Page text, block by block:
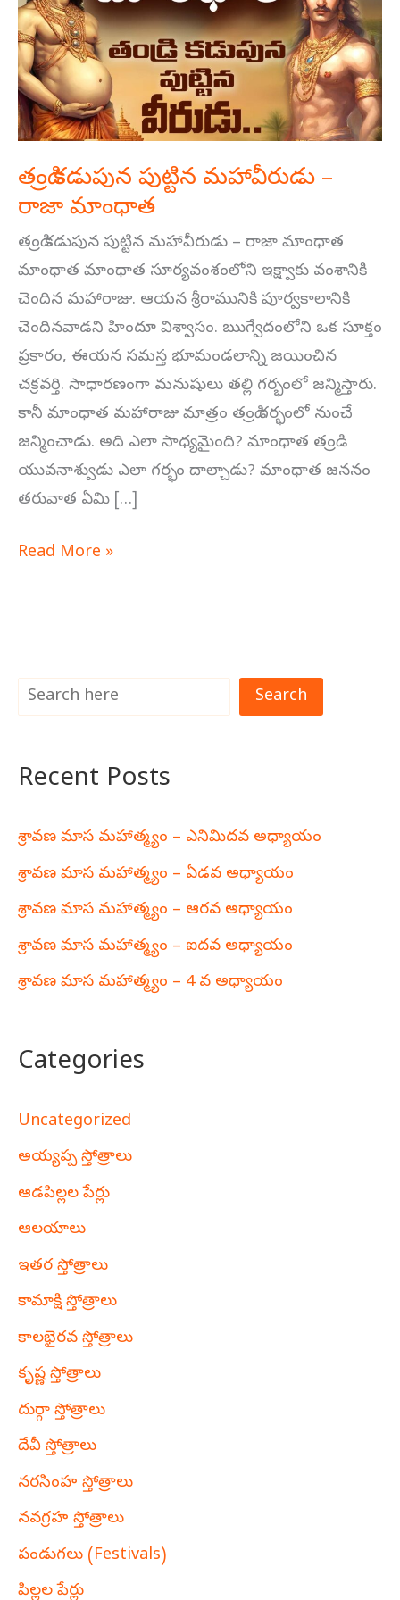
తండ్రి కడుపున పుట్టిన మహావీరుడు –
రాజా మాంధాత
తండ్రి కడుపున పుట్టిన మహావీరుడు – రాజా మాంధాత
మాంధాత మాంధాత సూర్యవంశంలోని ఇక్ష్వాకు వంశానికి
చెందిన మహారాజు. ఆయన శ్రీరామునికి పూర్వకాలానికి
చెందినవాడని హిందూ విశ్వాసం. ఋగ్వేదంలోని ఒక సూక్తం
ప్రకారం, ఈయన సమస్త భూమండలాన్ని జయించిన
చక్రవర్తి. సాధారణంగా మనుషులు తల్లి గర్భంలో జన్మిస్తారు.
కానీ మాంధాత మహారాజు మాత్రం తండ్రి గర్భంలో నుంచే
జన్మించాడు. అది ఎలా సాధ్యమైంది? మాంధాత తండ్రి
యువనాశ్వుడు ఎలా గర్భం దాల్చాడు? మాంధాత జననం
తరువాత ఏమి […]
పుట్టిన
మహావీరుడు
–
రాజా
మాంధాత
Read More »
Search
Recent Posts
శ్రావణ మాస మహాత్మ్యం – ఎనిమిదవ అధ్యాయం
శ్రావణ మాస మహాత్మ్యం – ఏడవ అధ్యాయం
శ్రావణ మాస మహాత్మ్యం – ఆరవ అధ్యాయం
శ్రావణ మాస మహాత్మ్యం – ఐదవ అధ్యాయం
శ్రావణ మాస మహాత్మ్యం – 4 వ అధ్యాయం
Categories
Uncategorized
అయ్యప్ప స్తోత్రాలు
ఆడపిల్లల పేర్లు
ఆలయాలు
ఇతర స్తోత్రాలు
కామాక్షి స్తోత్రాలు
కాలభైరవ స్తోత్రాలు
కృష్ణ స్తోత్రాలు
దుర్గా స్తోత్రాలు
దేవీ స్తోత్రాలు
నరసింహ స్తోత్రాలు
నవగ్రహ స్తోత్రాలు
పండుగలు (Festivals)
పిల్లల పేర్లు